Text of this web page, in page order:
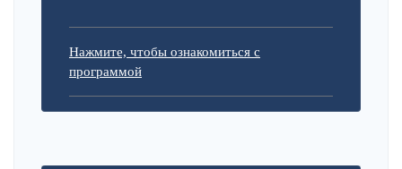
Нажмите, чтобы ознакомиться с
программой